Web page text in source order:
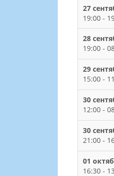
27
19:00 -
28
19:00 -
29
15:00 -
30
12:00 -
30
21:00 -
01
16:30 -